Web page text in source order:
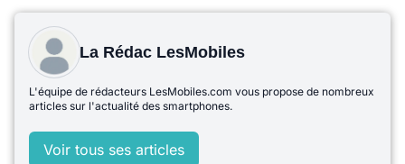
La Rédac LesMobiles
L'équipe de rédacteurs LesMobiles.com vous propose de nombreux
articles sur l'actualité des smartphones.
Voir tous ses articles